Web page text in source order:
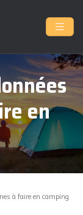
en
à faire en camping